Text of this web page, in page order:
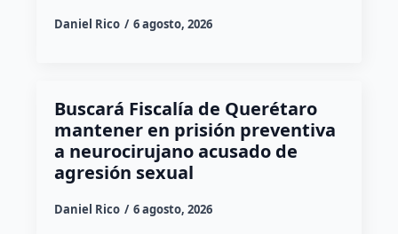
Daniel Rico 6 agosto, 2026
Buscará Fiscalía de Querétaro
mantener en prisión preventiva
a neurocirujano acusado de
agresión sexual
Daniel Rico 6 agosto, 2026